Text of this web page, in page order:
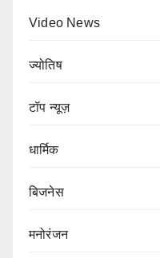
Video News
ज्योतिष
टॉप न्यूज़
धार्मिक
बिजनेस
मनोरंजन